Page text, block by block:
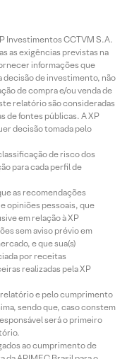
Investimentos CCTVM S.A.
as exigências previstas na
informações que
decisão de investimento, não
de compra e/ou venda de
relatório são consideradas
de fontes públicas. A XP
decisão tomada pelo
de risco dos
para cada perfil de
as recomendações
opiniões pessoais, que
em relação à XP
sem aviso prévio em
e que sua(s)
por receitas
realizadas pela XP
e pelo cumprimento
sendo que, caso constem
será o primeiro
ao cumprimento de